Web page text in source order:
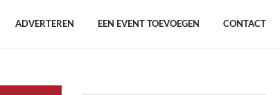
ADVERTEREN EEN EVENT TOEVOEGEN CONTACT